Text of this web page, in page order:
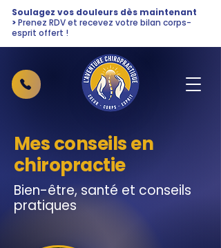
Soulagez vos douleurs dès maintenant
>Prenez RDV et recevez votre bilan corps-
esprit offert !
Mes conseils en
chiropractie
Bien-être, santé et conseils
pratiques